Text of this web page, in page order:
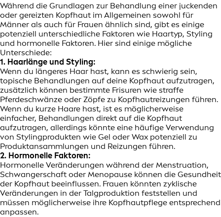
Während die Grundlagen zur Behandlung einer juckenden
oder gereizten Kopfhaut im Allgemeinen sowohl für
Männer als auch für Frauen ähnlich sind, gibt es einige
potenziell unterschiedliche Faktoren wie Haartyp, Styling
und hormonelle Faktoren. Hier sind einige mögliche
Unterschiede:
1. Haarlänge und Styling:
Wenn du längeres Haar hast, kann es schwierig sein,
topische Behandlungen auf deine Kopfhaut aufzutragen,
zusätzlich können bestimmte Frisuren wie straffe
Pferdeschwänze oder Zöpfe zu Kopfhautreizungen führen.
Wenn du kurze Haare hast, ist es möglicherweise
einfacher, Behandlungen direkt auf die Kopfhaut
aufzutragen, allerdings könnte eine häufige Verwendung
von Stylingprodukten wie Gel oder Wax potenziell zu
Produktansammlungen und Reizungen führen.
2. Hormonelle Faktoren:
Hormonelle Veränderungen während der Menstruation,
Schwangerschaft oder Menopause können die Gesundheit
der Kopfhaut beeinflussen. Frauen könnten zyklische
Veränderungen in der Talgproduktion feststellen und
müssen möglicherweise ihre Kopfhautpflege entsprechend
anpassen.